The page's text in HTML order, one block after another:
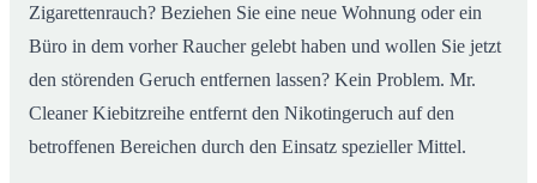
Zigarettenrauch? Beziehen Sie eine neue Wohnung oder ein
Büro in dem vorher Raucher gelebt haben und wollen Sie jetzt
den störenden Geruch entfernen lassen? Kein Problem. Mr.
Cleaner Kiebitzreihe entfernt den Nikotingeruch auf den
betroffenen Bereichen durch den Einsatz spezieller Mittel.